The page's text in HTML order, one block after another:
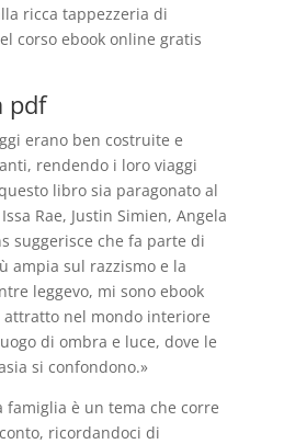
ricca tappezzeria di
corso ebook online gratis
pdf
erano ben costruite e
rendendo i loro viaggi
libro sia paragonato al
Rae, Justin Simien, Angela
suggerisce che fa parte di
ampia sul razzismo e la
leggevo, mi sono ebook
attratto nel mondo interiore
di ombra e luce, dove le
si confondono.»
famiglia è un tema che corre
ricordandoci di